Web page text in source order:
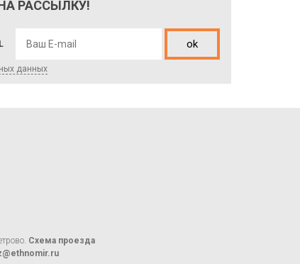
РАССЫЛКУ!
ok
данных
Схема проезда